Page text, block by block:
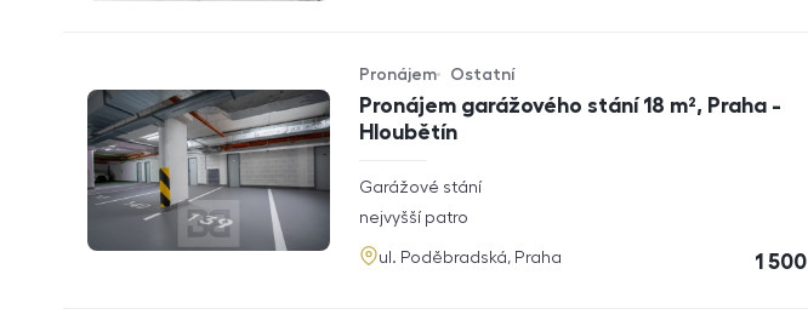
Pronájem garážového stání 18 m², Praha -
Hloubětín
Typ nabídky
Pronájem
Typ nemovitosti
Ostatní
rozměry
Garážové stání
funkce
nejvyšší patro
adresa
ul. Poděbradská, Praha cena
1 500